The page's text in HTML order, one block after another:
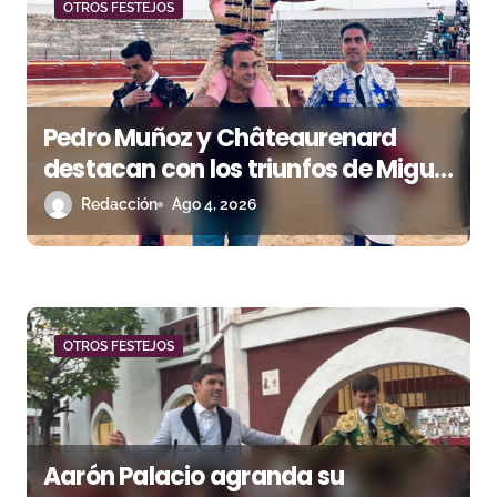
d
a
s
OTROS FESTEJOS
Pedro Muñoz y Châteaurenard
destacan con los triunfos de Miguel
Andrades e Ismael Martín
Redacción Ago 4, 2026
OTROS FESTEJOS
Aarón Palacio agranda su